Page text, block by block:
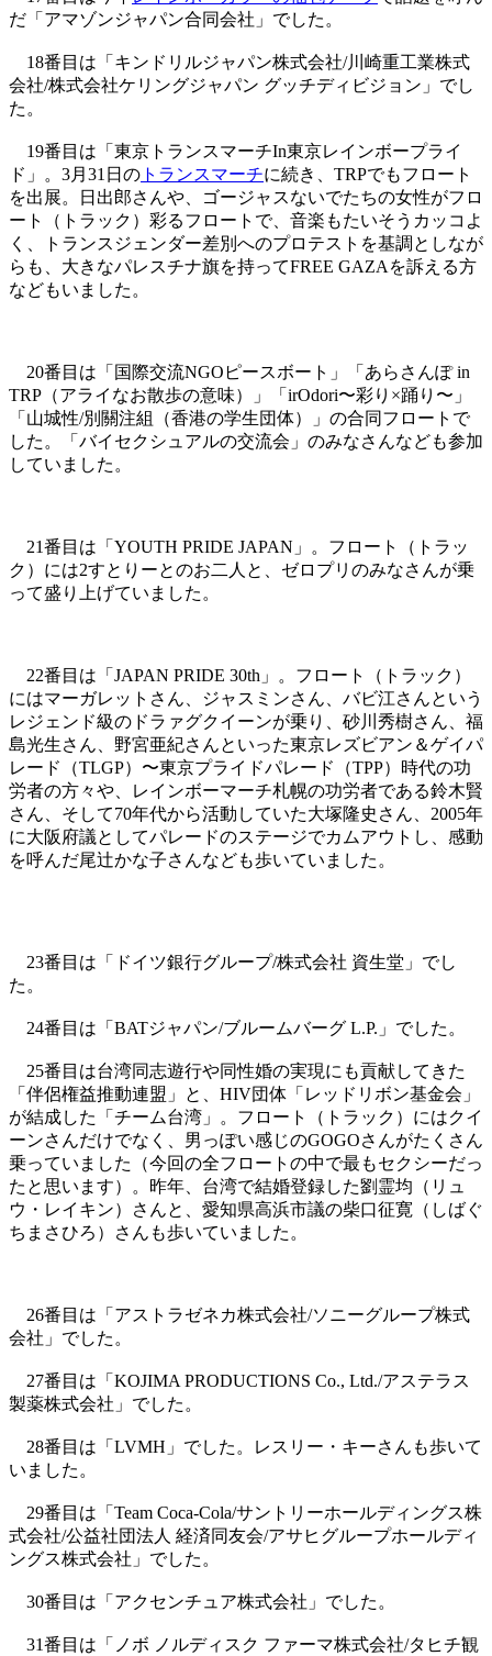
だ「アマゾンジャパン合同会社」でした。
18番目は「キンドリルジャパン株式会社/川崎重工業株式
会社/株式会社ケリングジャパン グッチディビジョン」でし
た。
19番目は「東京トランスマーチIn東京レインボープライ
ド」。3月31日の トランスマーチに続き、TRPでもフロート
を出展。日出郎さんや、ゴージャスないでたちの女性がフロ
ート（トラック）彩るフロートで、音楽もたいそうカッコよ
く、トランスジェンダー差別へのプロテストを基調としなが
らも、大きなパレスチナ旗を持ってFREE GAZAを訴える方
などもいました。
20番目は「国際交流NGOピースボート」「あらさんぽ in
TRP（アライなお散歩の意味）」「irOdori〜彩り×踊り〜」
「山城性/別關注組（香港の学生団体）」の合同フロートで
した。「バイセクシュアルの交流会」のみなさんなども参加
していました。
21番目は「YOUTH PRIDE JAPAN」。フロート（トラッ
ク）には2すとりーとのお二人と、ゼロプリのみなさんが乗
って盛り上げていました。
22番目は「JAPAN PRIDE 30th」。フロート（トラック）
にはマーガレットさん、ジャスミンさん、バビ江さんという
レジェンド級のドラァグクイーンが乗り、砂川秀樹さん、福
島光生さん、野宮亜紀さんといった東京レズビアン＆ゲイパ
レード（TLGP）〜東京プライドパレード（TPP）時代の功
労者の方々や、レインボーマーチ札幌の功労者である鈴木賢
さん、そして70年代から活動していた大塚隆史さん、2005年
に大阪府議としてパレードのステージでカムアウトし、感動
を呼んだ尾辻かな子さんなども歩いていました。
23番目は「ドイツ銀行グループ/株式会社 資生堂」でし
た。
24番目は「BATジャパン/ブルームバーグ L.P.」でした。
25番目は台湾同志遊行や同性婚の実現にも貢献してきた
「伴侶権益推動連盟」と、HIV団体「レッドリボン基金会」
が結成した「チーム台湾」。フロート（トラック）にはクイ
ーンさんだけでなく、男っぽい感じのGOGOさんがたくさん
乗っていました（今回の全フロートの中で最もセクシーだっ
たと思います）。昨年、台湾で結婚登録した劉霊均（リュ
ウ・レイキン）さんと、愛知県高浜市議の柴口征寛（しばぐ
ちまさひろ）さんも歩いていました。
26番目は「アストラゼネカ株式会社/ソニーグループ株式
会社」でした。
27番目は「KOJIMA PRODUCTIONS Co., Ltd./アステラス
製薬株式会社」でした。
28番目は「LVMH」でした。レスリー・キーさんも歩いて
いました。
29番目は「Team Coca-Cola/サントリーホールディングス株
式会社/公益社団法人 経済同友会/アサヒグループホールディ
ングス株式会社」でした。
30番目は「アクセンチュア株式会社」でした。
31番目は「ノボ ノルディスク ファーマ株式会社/タヒチ観